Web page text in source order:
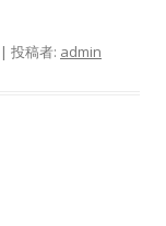
| 投稿者: admin